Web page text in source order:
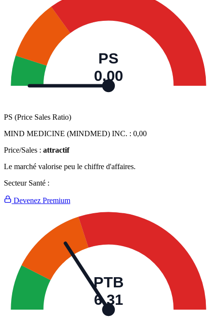
PS
0,00
PS (Price Sales Ratio)
MIND MEDICINE (MINDMED) INC. : 0,00
Price/Sales : attractif
Le marché valorise peu le chiffre d'affaires.
Secteur Santé :
Devenez Premium
PTB
6,31